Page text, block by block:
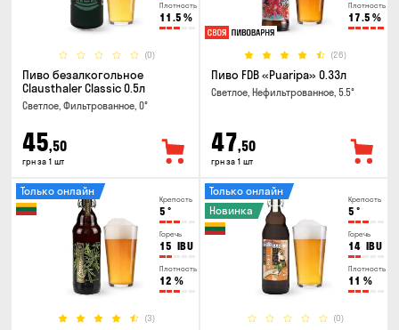
Плотность
11.5 %
(0)
Пиво безалкогольное
Clausthaler Classic 0.5л
Светлое, Фильтрованное, 0°
45,50
грн за 1 шт
Плотность
17.5 %
(26)
Пиво FDB «Puaripa» 0.33л
Светлое, Нефильтрованное, 5.5°
47,50
грн за 1 шт
Крепость
5 °
Горечь
15 IBU
Плотность
12 %
(3)
Только онлайн
Крепость
5 °
Горечь
14 IBU
Плотность
11 %
(0)
Только онлайн
Новинка